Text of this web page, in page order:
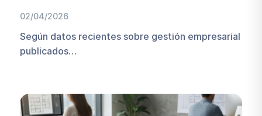
02/04/2026
Según datos recientes sobre gestión empresarial
publicados…